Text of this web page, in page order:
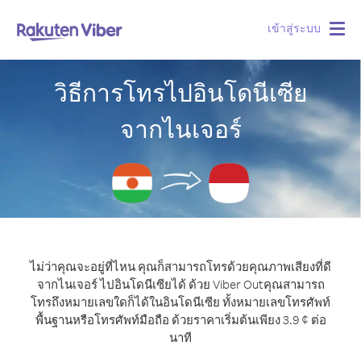
เข้าสู่ระบบ
วิธีการโทรไปอินโดนีเซีย
จากไนเจอร์
ไม่ว่าคุณจะอยู่ที่ไหน คุณก็สามารถโทรด้วยคุณภาพเสียงที่ดี
จากไนเจอร์ ไปอินโดนีเซียได้ ด้วย Viber Outคุณสามารถ
โทรถึงหมายเลขใดก็ได้ในอินโดนีเซีย ทั้งหมายเลขโทรศัพท์
พื้นฐานหรือโทรศัพท์มือถือ ด้วยราคาเริ่มต้นเพียง 3.9 ¢ ต่อ
นาที